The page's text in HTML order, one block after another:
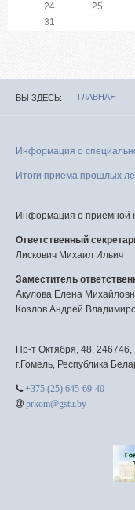
24
25
31
ВЫ ЗДЕСЬ ГЛАВНАЯ
Информация о
Итоги приема прошлых
Информация о приемной
Ответственный
Лискович Михаил Ильич
Заместитель
Акулова Елена
Козлов Андрей
Пр-т Октября, 48, 246746,
г.Гомель, Республика
+375 (25) 645-69-40
prkom@gstu.by